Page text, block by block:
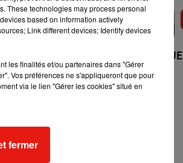
La Vraie Viesorti
Vie
+ DE MUSIQUE
These technologies may process personal
based on information actively
Link different devices; Identify devices
les finalités et/ou partenaires dans "Gérer
Vos préférences ne s'appliqueront que pour
via le lien "Gérer les cookies" situé en
fermer